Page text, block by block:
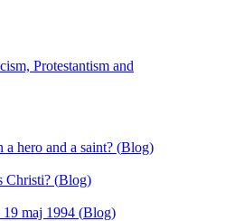
Protestantism and
hero and a saint? (Blog)
Christi? (Blog)
maj 1994 (Blog)